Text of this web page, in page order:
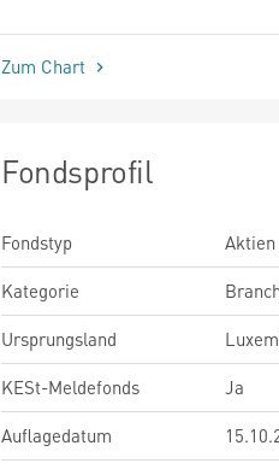
Zum Chart
Fondsprofil
Fondstyp
Aktien
Kategorie
Ursprungsland
KESt-Meldefonds
Ja
Auflagedatum